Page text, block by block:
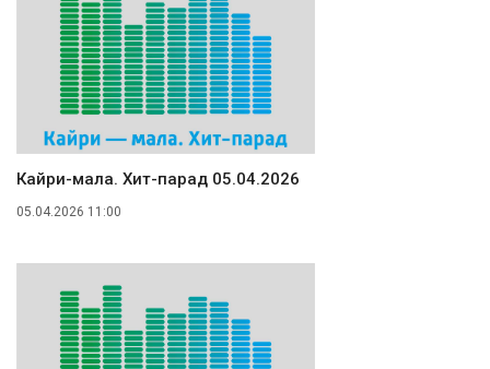
Кайри-мала. Хит-парад 05.04.2026
05.04.2026 11:00